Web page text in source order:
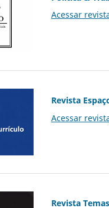
Acessar
Revista
Acessar
Revista